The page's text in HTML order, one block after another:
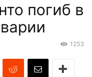
погиб в
1253